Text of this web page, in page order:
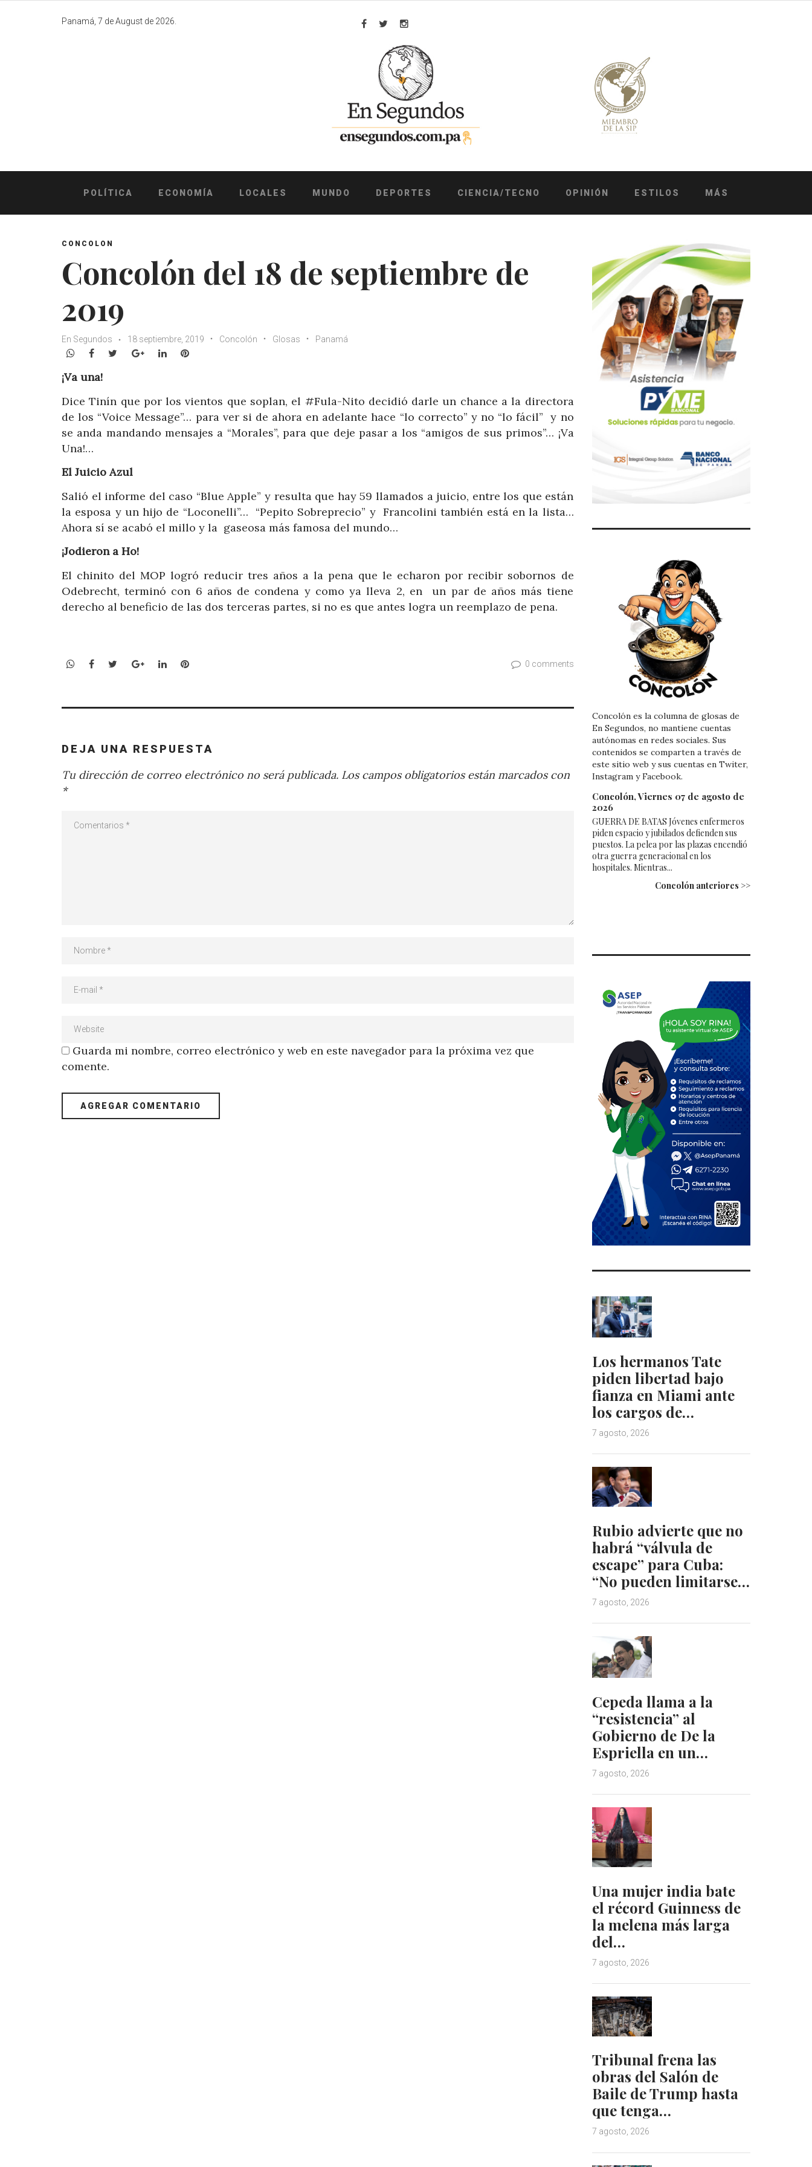
Panamá, 7 de August de 2026.
Facebook
TwitterInstagram
POLÍTICA ECONOMÍA LOCALES MUNDO DEPORTES CIENCIA/TECNO OPINIÓN ESTILOS MÁS
CONCOLON
Concolón del 18 de septiembre de
2019
En Segundos 18 septiembre, 2019 Concolón Glosas Panamá
WhatsApp
Facebook
TwitterGoogle+LinkedInPinterest
¡Va una!
Dice Tinín que por los vientos que soplan, el #Fula-Nito decidió darle un chance a la directora
de los “Voice Message”… para ver si de ahora en adelante hace “lo correcto” y no “lo fácil” y no
se anda mandando mensajes a “Morales”, para que deje pasar a los “amigos de sus primos”… ¡Va
Una!…
El Juicio Azul
Salió el informe del caso “Blue Apple” y resulta que hay 59 llamados a juicio, entre los que están
la esposa y un hijo de “Loconelli”… “Pepito Sobreprecio” y Francolini también está en la lista…
Ahora sí se acabó el millo y la gaseosa más famosa del mundo…
¡Jodieron a Ho!
El chinito del MOP logró reducir tres años a la pena que le echaron por recibir sobornos de
Odebrecht, terminó con 6 años de condena y como ya lleva 2, en un par de años más tiene
derecho al beneficio de las dos terceras partes, si no es que antes logra un reemplazo de pena.
WhatsApp
Facebook
TwitterGoogle+LinkedInPinterest 0 comments
DEJA UNA RESPUESTA
Tu dirección de correo electrónico no será publicada. Los campos obligatorios están marcados con
*
Guarda mi nombre, correo electrónico y web en este navegador para la próxima vez que
comente.
Concolón es la columna de glosas de
En Segundos, no mantiene cuentas
autónomas en redes sociales. Sus
contenidos se comparten a través de
este sitio web y sus cuentas en Twiter,
Instagram y Facebook.
Concolón, Viernes 07 de agosto de
2026
GUERRA DE BATAS Jóvenes enfermeros
piden espacio y jubilados defienden sus
puestos. La pelea por las plazas encendió
otra guerra generacional en los
hospitales. Mientras...
Concolón anteriores >>
Los hermanos Tate
piden libertad bajo
fianza en Miami ante
los cargos de…
7 agosto, 2026
Rubio advierte que no
habrá “válvula de
escape” para Cuba:
“No pueden limitarse…
7 agosto, 2026
Cepeda llama a la
“resistencia” al
Gobierno de De la
Espriella en un…
7 agosto, 2026
Una mujer india bate
el récord Guinness de
la melena más larga
del…
7 agosto, 2026
Tribunal frena las
obras del Salón de
Baile de Trump hasta
que tenga…
7 agosto, 2026